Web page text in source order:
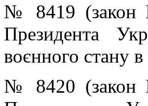
№ 8419 (закон
Президента
воєнного стану в
№ 8420 (закон